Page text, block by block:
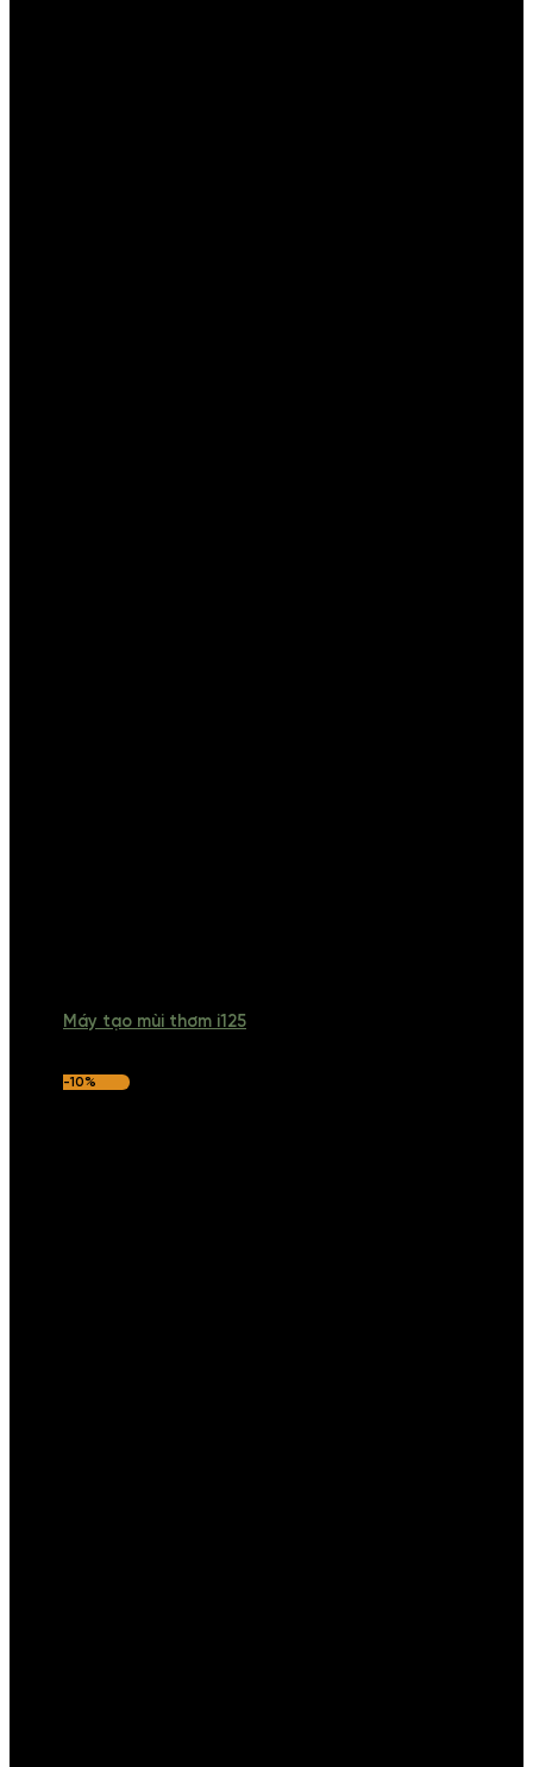
Máy tạo mùi thơm i125
-10%